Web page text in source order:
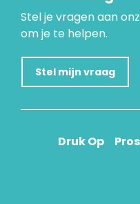
Stel je vragen aan
om je te helpen.
Stel mijn vraag
Druk Op Pros